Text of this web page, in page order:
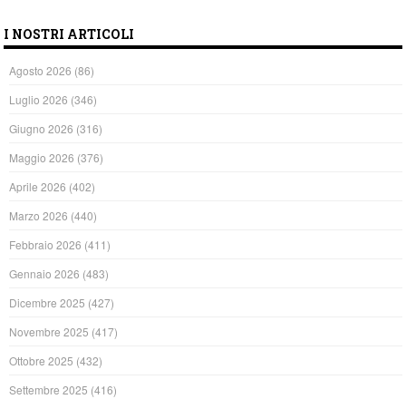
I NOSTRI ARTICOLI
Agosto 2026 (86)
Luglio 2026 (346)
Giugno 2026 (316)
Maggio 2026 (376)
Aprile 2026 (402)
Marzo 2026 (440)
Febbraio 2026 (411)
Gennaio 2026 (483)
Dicembre 2025 (427)
Novembre 2025 (417)
Ottobre 2025 (432)
Settembre 2025 (416)